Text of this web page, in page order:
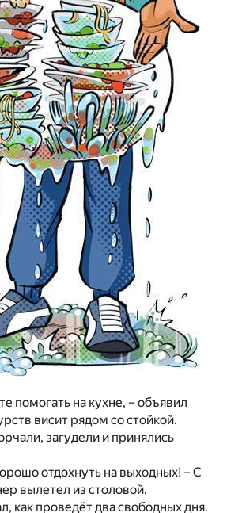
помогать на кухне, – объявил
висит рядом со стойкой.
загудели и принялись
отдохнуть на выходных! – С
вылетел из столовой.
как проведёт два свободных дня.